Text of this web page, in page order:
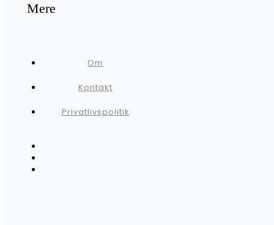
Mere
Om
Kontakt
Privatlivspolitik